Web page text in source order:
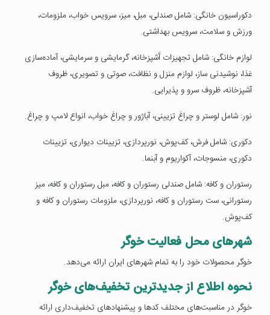
دکوراسیون خانگی: شامل صندلی، مبل، میز، سرویس خواب، ملزومات،
ورزش و سلامت، سرویس بهداشتی.
لوازم خانگی: شامل تجهیزات آَشپزخانه، گرمایشی و سرمایشی، آماده‌سازی
غذا، نوشیدنی ساز، لوازم منزل و نظافت، صوتی و تصویری، ظروف
آشپزخانه، ظروف سرو و پذیرایی.
نور: شامل لوستر و چراغ تزیینی، آباژور و چراغ خواب، انواع لامپ و چراغ.
دکوری: شامل فرش، کف‌پوش، نورپردازی، تزیینات دیواری، تزیینات
دکوری، منسوجات، آکواریوم و آبنما.
رستوران و کافه: شامل صندلی رستوران و کافه، مبل رستوران و کافه، میز
رستورانی، ست رستوران و کافه، نورپردازی، ملزومات رستوران و کافه و
کف‌پوش.
شهرهای محل فعالیت خوگر
خوگر محصولات خود را به تمام شهرهای ایران ارائه می‌دهد.
نحوه اطلاع از جدیدترین تخفیف‌های خوگر
خوگر در مناسبت‌های مختلف کدها و پیشنهادهای تخفیف‌داری ارائه